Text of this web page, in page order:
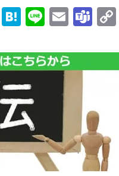
GmailHatena
LineEmail